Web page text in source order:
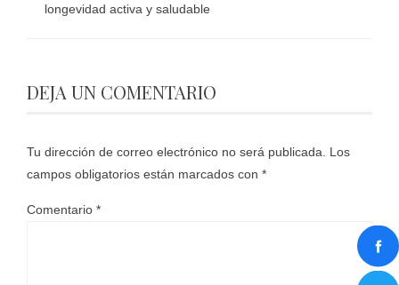
longevidad activa y saludable
DEJA UN COMENTARIO
Tu dirección de correo electrónico no será publicada.
Los
campos obligatorios están marcados con *
Comentario *